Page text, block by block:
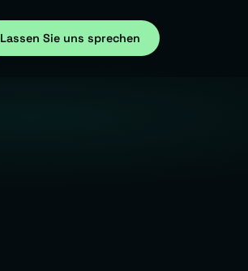
Lassen Sie uns sprechen